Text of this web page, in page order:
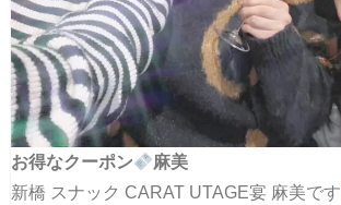
お得なクーポン
麻美
新橋 スナック CARAT UTAGE宴 麻美です